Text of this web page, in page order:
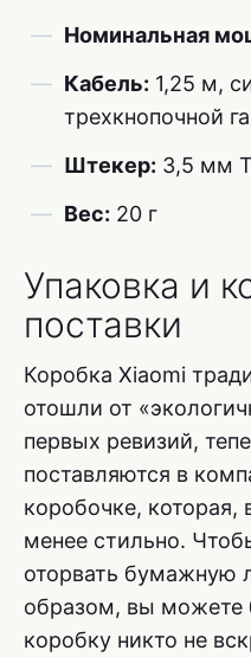
Номинальная
Кабель: 1,25 м,
трехкнопочной
Штекер: 3,5 мм
Вес: 20 г
Упаковка и
поставки
Коробка Xiaomi
отошли от
первых ревизий,
поставляются в
коробочке, которая,
менее стильно.
оторвать бумажную
образом, вы можете
коробку никто не